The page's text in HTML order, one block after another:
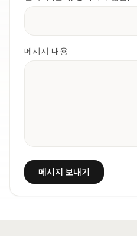
메시지 내용
메시지 보내기